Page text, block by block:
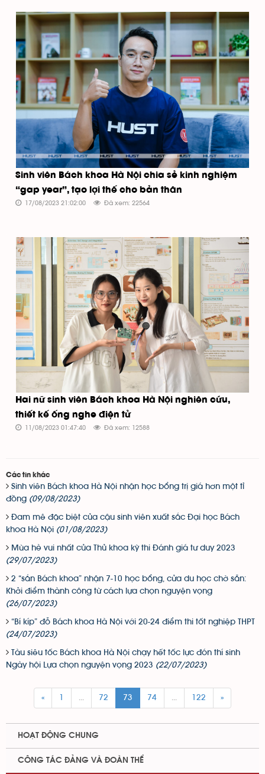
Sinh viên Bách khoa Hà Nội chia sẻ kinh nghiệm
“gap year”, tạo lợi thế cho bản thân
17/08/2023 21:02:00 Đã xem: 22564
Hai nữ sinh viên Bách khoa Hà Nội nghiên cứu,
thiết kế ống nghe điện tử
11/08/2023 01:47:40 Đã xem: 12588
Các tin khác
Sinh viên Bách khoa Hà Nội nhận học bổng trị giá hơn một tỉ
đồng (09/08/2023)
Đam mê đặc biệt của cậu sinh viên xuất sắc Đại học Bách
khoa Hà Nội (01/08/2023)
Mùa hè vui nhất của Thủ khoa kỳ thi Đánh giá tư duy 2023
(29/07/2023)
2 “sắn Bách khoa” nhận 7-10 học bổng, cửa du học chờ sẵn:
Khởi điểm thành công từ cách lựa chọn nguyện vọng
(26/07/2023)
“Bí kíp” đỗ Bách khoa Hà Nội với 20-24 điểm thi tốt nghiệp THPT
(24/07/2023)
Tàu siêu tốc Bách khoa Hà Nội chạy hết tốc lực đón thí sinh
Ngày hội Lựa chọn nguyện vọng 2023 (22/07/2023)
« ... 72 73 74 ... 122 »
HOẠT ĐỘNG CHUNG
CÔNG TÁC ĐẢNG VÀ ĐOÀN THỂ